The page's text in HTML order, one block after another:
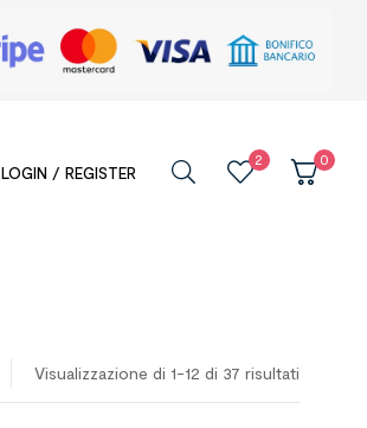
LOGIN / REGISTER
2 0
Visualizzazione di 1-12 di 37 risultati